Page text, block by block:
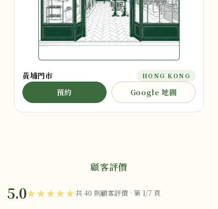
黃埔門市 HONG KONG
預約 Google 地圖
顧客評價
5.0★★★★★共 40 則顧客評價 · 第 1/7 頁